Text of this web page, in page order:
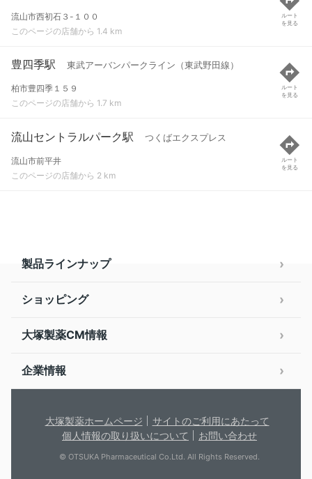
流山市西初石３-１００
このページの店舗から 1.4 km
ルート
を見る
豊四季駅 東武アーバンパークライン（東武野田線）
柏市豊四季１５９
このページの店舗から 1.7 km
ルート
を見る
流山セントラルパーク駅 つくばエクスプレス
流山市前平井
このページの店舗から 2 km
ルート
を見る
製品ラインナップ
ショッピング
大塚製薬CM情報
企業情報
大塚製薬ホームページ
サイトのご利用にあたって
個人情報の取り扱いについて
お問い合わせ
© OTSUKA Pharmaceutical Co.Ltd. All Rights Reserved.